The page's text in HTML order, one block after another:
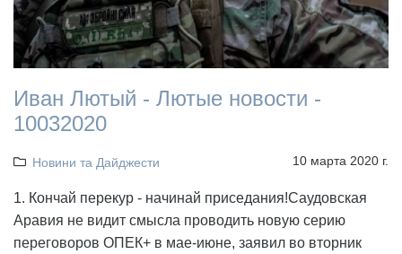
Иван Лютый - Лютые новости -
10032020
Новини та Дайджести 10 марта 2020 г.
1. Кончай перекур - начинай приседания!Саудовская
Аравия не видит смысла проводить новую серию
переговоров ОПЕК+ в мае-июне, заявил во вторник